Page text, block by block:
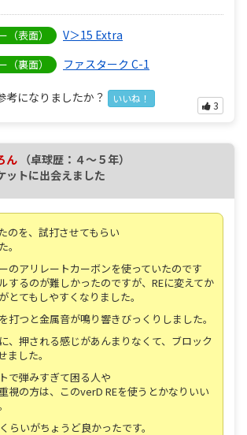
表面） V＞15 Extra
裏面） ファスターク C-1
考になりましたか？ いいね！
3
ん
（卓球歴：４～５年）
ットに出会えました
のを、試打させてもらい
のアリレートカーボンを使っていたのです
するのが難しかったのですが、REに変えてか
とてもしやすくなりました。
打つと金属音が鳴り響きびっくりしました。
、押される感じがあんまりなくて、ブロック
ました。
で弾みすぎて困る人や
視の方は、このverD REを使うとかなりいい
らいがちょうど良かったです。